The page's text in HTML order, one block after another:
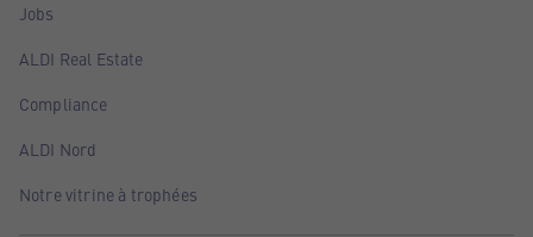
Jobs
ALDI Real Estate
Compliance
ALDI Nord
Notre vitrine à trophées